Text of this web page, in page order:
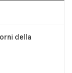
della